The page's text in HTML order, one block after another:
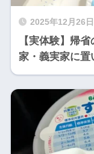
2025年12月26日
【実体験】帰
家・義実家に置